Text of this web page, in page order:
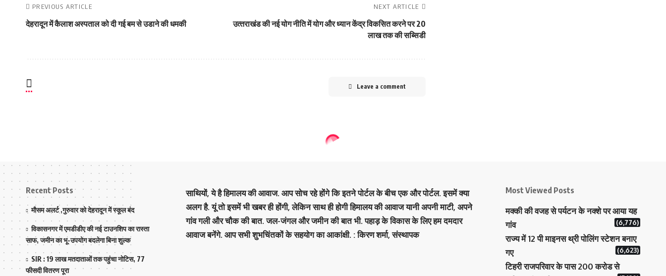
PREVIOUS ARTICLE
देहरादून में कैलाश अस्‍पताल को दी गई बम से उडाने की धमकी
NEXT ARTICLE
उत्‍तराखंड की नई योग नीति में योग और ध्यान केंद्र विकसित करने पर 20
लाख तक की सब्सिडी
Leave a comment
Recent Posts
मौसम अलर्ट ,गुरुवार को देहरादून में स्कूल बंद
विकासनगर में एमडीडीए की नई टाउनशिप का रास्ता
साफ, जमीन का भू-उपयोग बदलेगा बिना शुल्क
SIR : 19 लाख मतदाताओं तक पहुंचा नोटिस, 77
फीसदी वितरण पूरा
साथियों, ये है हिमालय की आवाज. आप सोच रहे होंगे कि इतने पोर्टल के बीच एक और पोर्टल. इसमें क्या
अलग है. यूं तो इसमें भी खबर ही होंगी, लेकिन साथ ही होगी हिमालय की आवाज यानी अपनी माटी, अपने
गांव गली और चौक की बात. जल-जंगल और जमीन की बात भी. पहाड़ के विकास के लिए हम दमदार
आवाज बनेंगे. आप सभी शुभचिंतकों के सहयोग का आकांक्षी. : किरण शर्मा, संस्‍थापक
Most Viewed Posts
मक्‍की की वजह से पर्यटन के नक्‍शे पर आया यह
गांव
(6,776)
राज्य में 12 पी माइनस थ्री पोलिंग स्टेशन बनाए
गए
(6,623)
टिहरी राजपरिवार के पास 200 करोड से